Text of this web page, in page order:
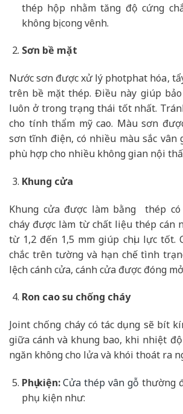
thép hộp nhằm tăng độ cứng
không bị cong vênh.
Sơn bề mặt
Nước sơn được xử lý photphat hóa,
trên bề mặt thép. Điều này giúp
luôn ở trong trạng thái tốt nhất.
cho tính thẩm mỹ cao. Màu sơn
sơn tĩnh điện, có nhiều màu sắc vân
phù hợp cho nhiều không gian nội
Khung cửa
Khung cửa được làm bằng thép
cháy được làm từ chất liệu thép cán
từ 1,2 đến 1,5 mm giúp chịu lực tốt.
chắc trên tường và hạn chế tình
lệch cánh cửa, cánh cửa được đóng
Ron cao su chống cháy
Joint chống cháy có tác dụng sẽ bít
giữa cánh và khung bao, khi nhiệt
ngăn không cho lửa và khói thoát ra
Phụ kiện:Cửa thép vân gỗ thường
phụ kiện như: